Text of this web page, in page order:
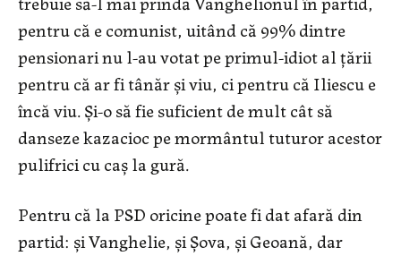
pentru că e comunist, uitând că 99% dintre
pensionari nu l-au votat pe primul-idiot al ţării
pentru că ar fi tânăr şi viu, ci pentru că Iliescu e
încă viu. Şi-o să fie suficient de mult cât să
danseze kazacioc pe mormântul tuturor acestor
pulifrici cu caş la gură.
Pentru că la PSD oricine poate fi dat afară din
partid: şi Vanghelie, şi Şova, şi Geoană, dar